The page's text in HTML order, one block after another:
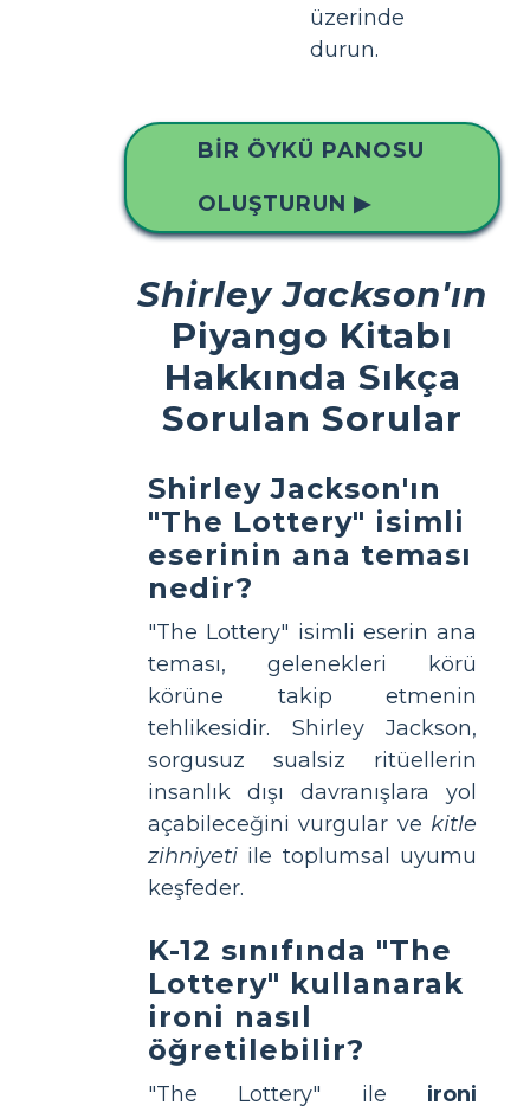
üzerinde
durun.
BIR ÖYKÜ PANOSU
OLUŞTURUN ▶
Shirley Jackson'ın
Piyango Kitabı
Hakkında Sıkça
Sorulan Sorular
Shirley Jackson'ın
"The Lottery" isimli
eserinin ana teması
nedir?
"The Lottery" isimli eserin ana
teması, gelenekleri körü
körüne takip etmenin
tehlikesidir. Shirley Jackson,
sorgusuz sualsiz ritüellerin
insanlık dışı davranışlara yol
açabileceğini vurgular ve kitle
zihniyeti ile toplumsal uyumu
keşfeder.
K-12 sınıfında "The
Lottery" kullanarak
ironi nasıl
öğretilebilir?
"The Lottery" ile ironi